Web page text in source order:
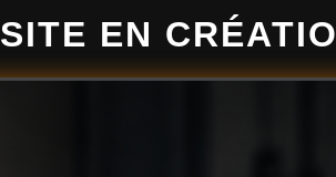
SITE EN